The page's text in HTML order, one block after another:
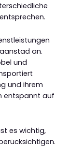
an.
und
und ihrem
entspannt auf
es wichtig,